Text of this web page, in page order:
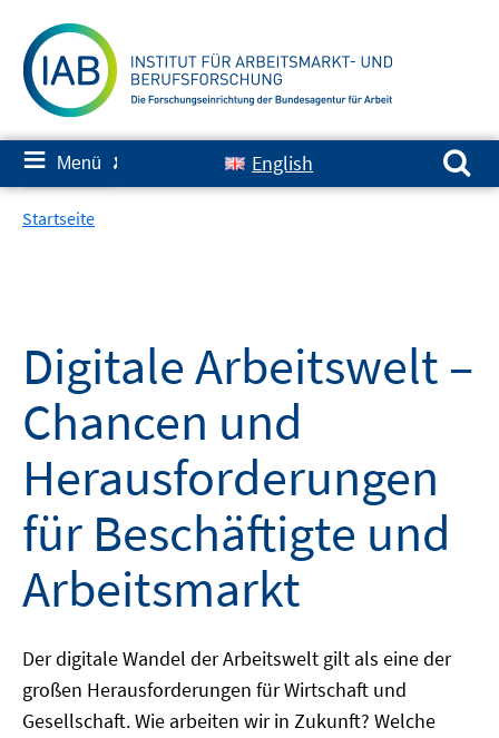
zum
Inhalt
≡ Menü ✘ English
Suchen nach:
Startseite
Digitale Arbeitswelt –
Chancen und
Herausforderungen
für Beschäftigte und
Arbeitsmarkt
Der digitale Wandel der Arbeitswelt gilt als eine der
großen Herausforderungen für Wirtschaft und
Gesellschaft. Wie arbeiten wir in Zukunft? Welche